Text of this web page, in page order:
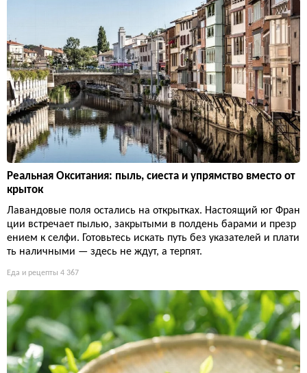
Реальная Окситания: пыль, сиеста и упрямство вместо от
крыток
Лавандовые поля остались на открытках. Настоящий юг Фран
ции встречает пылью, закрытыми в полдень барами и презр
ением к селфи. Готовьтесь искать путь без указателей и плати
ть наличными — здесь не ждут, а терпят.
Еда и рецепты 4 367